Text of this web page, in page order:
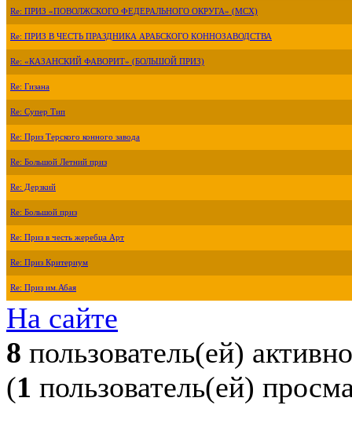
Re: ПРИЗ «ПОВОЛЖСКОГО ФЕДЕРАЛЬНОГО ОКРУГА» (МСХ)
Re: ПРИЗ В ЧЕСТЬ ПРАЗДНИКА АРАБСКОГО КОННОЗАВОДСТВА
Re: «КАЗАНСКИЙ ФАВОРИТ» (БОЛЬШОЙ ПРИЗ)
Re: Гизана
Re: Супер Тип
Re: Приз Терского конного завода
Re: Большой Летний приз
Re: Дерзкий
Re: Большой приз
Re: Приз в честь жеребца Арт
Re: Приз Критериум
Re: Приз им.Абая
На сайте
8 пользователь(ей) активно
(1 пользователь(ей)